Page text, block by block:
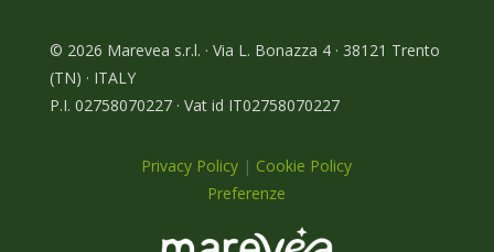
© 2026 Marevea s.r.l. · Via L. Bonazza 4 · 38121 Trento
(TN) · ITALY
P.I. 02758070227 · Vat id IT02758070227
Privacy Policy | Cookie Policy
Preferenze